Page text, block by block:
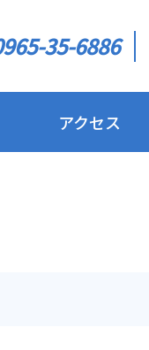
35-6886
アクセス